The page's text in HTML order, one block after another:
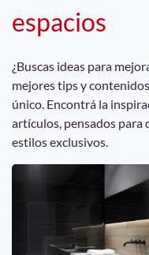
espacios
¿Buscas ideas para
mejores tips y
único. Encontrá la
artículos, pensados para
estilos exclusivos.